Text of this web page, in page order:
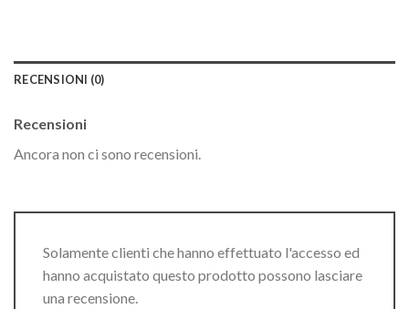
RECENSIONI (0)
Recensioni
Ancora non ci sono recensioni.
Solamente clienti che hanno effettuato l'accesso ed
hanno acquistato questo prodotto possono lasciare
una recensione.